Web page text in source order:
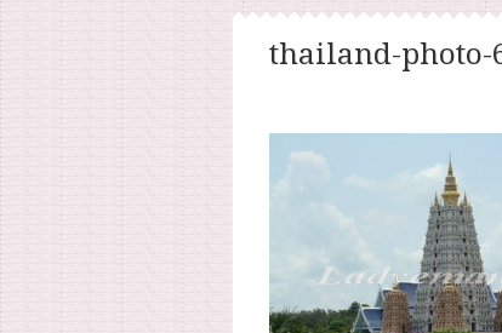
thailand-photo-